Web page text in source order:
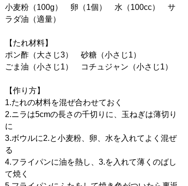
小麦粉（100g） 卵（1個） 水（100cc） サ
ラダ油（適量）
【たれ材料】
ポン酢（大さじ3） 砂糖（小さじ1）
ごま油（小さじ1） コチュジャン（小さじ1）
【作り方】
1.たれの材料を混ぜ合わせておく
2.ニラは5cmの長さの千切りに、玉ねぎは薄切り
に
3.ボウルに2.と小麦粉、卵、水を入れてよく混ぜ
る
4.フライパンに油を熱し、3.を入れて薄くのばし
て焼く